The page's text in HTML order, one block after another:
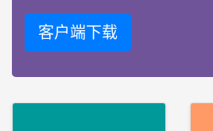
客户端下载